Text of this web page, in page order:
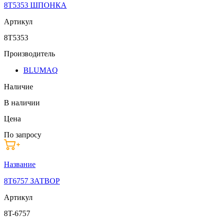
8T5353 ШПОНКА
Артикул
8T5353
Производитель
BLUMAQ
Наличие
В наличии
Цена
По запросу
Название
8T6757 ЗАТВОР
Артикул
8T-6757